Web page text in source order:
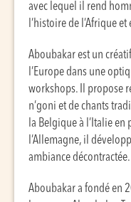
avec lequel il rend
l’histoire de l’Afrique
Aboubakar est un
l’Europe dans une
workshops. Il propose
n’goni et de chants
la Belgique à l’Italie
l’Allemagne, il
ambiance décontractée.
Aboubakar a fondé en